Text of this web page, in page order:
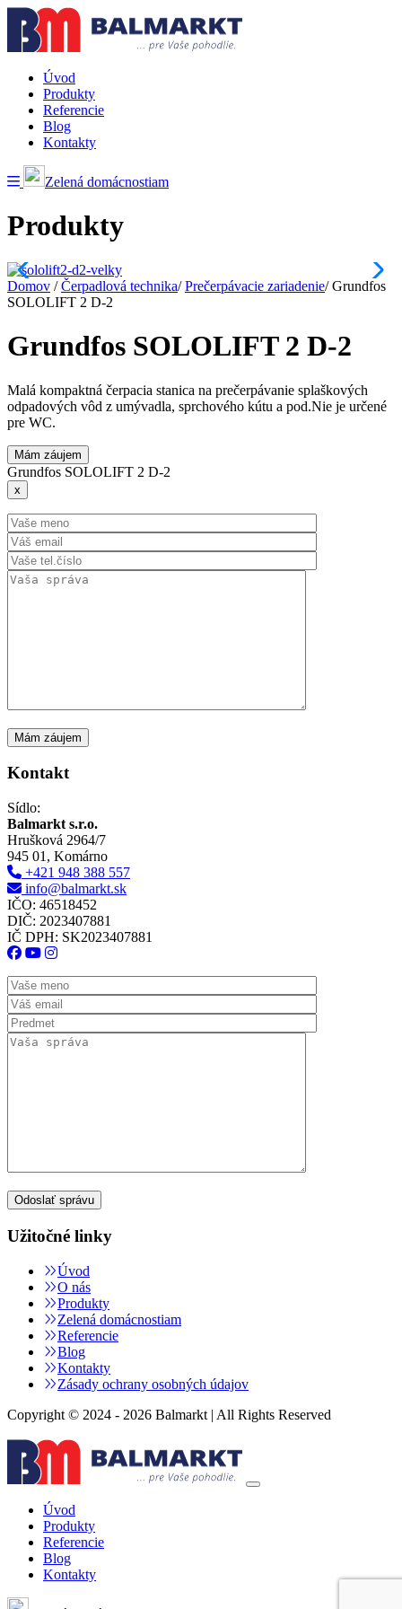
Úvod
Produkty
Referencie
Blog
Kontakty
Zelená domácnostiam
Produkty
Domov / Čerpadlová technika/ Prečerpávacie zariadenie/ Grundfos
SOLOLIFT 2 D-2
Grundfos SOLOLIFT 2 D-2
Malá kompaktná čerpacia stanica na prečerpávanie splaškových
odpadových vôd z umývadla, sprchového kútu a pod.Nie je určené
pre WC.
Mám záujem
Grundfos SOLOLIFT 2 D-2
x
Kontakt
Sídlo:
Balmarkt s.r.o.
Hrušková 2964/7
945 01, Komárno
+421 948 388 557
info@balmarkt.sk
IČO: 46518452
DIČ: 2023407881
IČ DPH: SK2023407881
Užitočné linky
Úvod
O nás
Produkty
Zelená domácnostiam
Referencie
Blog
Kontakty
Zásady ochrany osobných údajov
Copyright © 2024 - 2026 Balmarkt | All Rights Reserved
Úvod
Produkty
Referencie
Blog
Kontakty